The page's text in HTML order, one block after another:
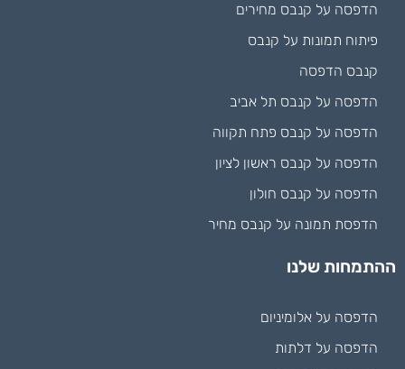
הדפסה על קנבס מחירים
פיתוח תמונות על קנבס
קנבס הדפסה
הדפסה על קנבס תל אביב
הדפסה על קנבס פתח תקווה
הדפסה על קנבס ראשון לציון
הדפסה על קנבס חולון
הדפסת תמונה על קנבס מחיר
ההתמחות שלנו
הדפסה על אלומיניום
הדפסה על דלתות